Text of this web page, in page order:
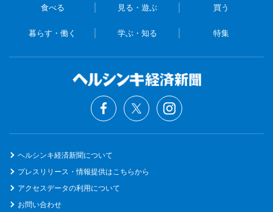
食べる 見る・遊ぶ 買う
暮らす・働く 学ぶ・知る 特集
ヘルシンキ経済新聞について
プレスリリース・情報提供はこちらから
アクセスデータの利用について
お問い合わせ